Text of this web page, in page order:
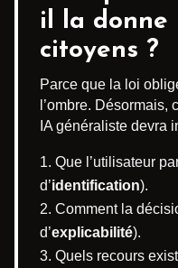
il la donne
citoyens ?
Parce que la loi
l’ombre.
IA généraliste devra
Que l’utilisateur
d’identification).
Comment la
d’explicabilité).
Quels recours